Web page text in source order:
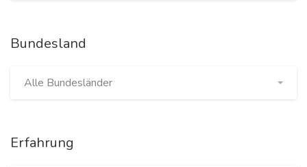
Bundesland
Alle Bundesländer
Erfahrung